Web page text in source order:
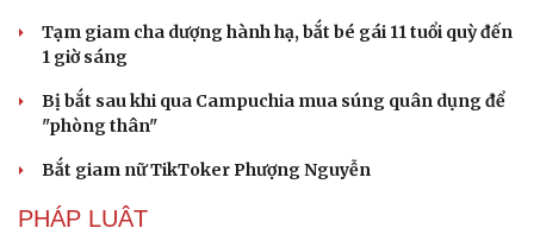
Tạm giam cha dượng hành hạ, bắt bé gái 11 tuổi quỳ đến
1 giờ sáng
Bị bắt sau khi qua Campuchia mua súng quân dụng để
"phòng thân"
Bắt giam nữ TikToker Phượng Nguyễn
PHÁP LUẬT